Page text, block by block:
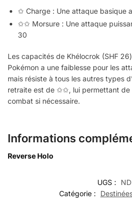
✩ Charge : Une attaque basique
✩✩ Morsure : Une attaque
30
Les capacités de Khélocrok (SHF
Pokémon a une faiblesse pour les
mais résiste à tous les autres types
retraite est de ✩✩, lui permettant de
combat si nécessaire.
Informations
Reverse Holo
UGS :
ND
Catégorie :